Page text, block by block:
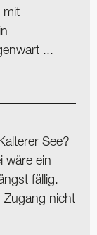
mit
...
See?
wäre ein
fällig.
Zugang nicht